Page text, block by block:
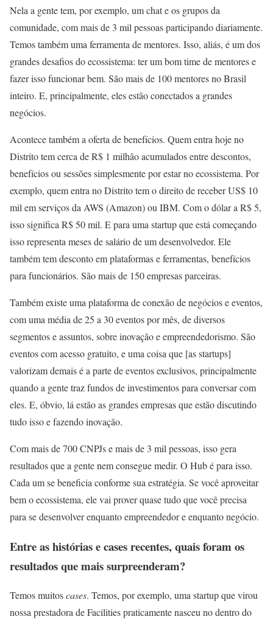
Nela a gente tem, por exemplo, um chat e os grupos da
comunidade, com mais de 3 mil pessoas participando diariamente.
Temos também uma ferramenta de mentores. Isso, aliás, é um dos
grandes desafios do ecossistema: ter um bom time de mentores e
fazer isso funcionar bem. São mais de 100 mentores no Brasil
inteiro. E, principalmente, eles estão conectados a grandes
negócios.
Acontece também a oferta de benefícios. Quem entra hoje no
Distrito tem cerca de R$ 1 milhão acumulados entre descontos,
benefícios ou sessões simplesmente por estar no ecossistema. Por
exemplo, quem entra no Distrito tem o direito de receber US$ 10
mil em serviços da AWS (Amazon) ou IBM. Com o dólar a R$ 5,
isso significa R$ 50 mil. E para uma startup que está começando
isso representa meses de salário de um desenvolvedor. Ele
também tem desconto em plataformas e ferramentas, benefícios
para funcionários. São mais de 150 empresas parceiras.
Também existe uma plataforma de conexão de negócios e eventos,
com uma média de 25 a 30 eventos por mês, de diversos
segmentos e assuntos, sobre inovação e empreendedorismo. São
eventos com acesso gratuito, e uma coisa que [as startups]
valorizam demais é a parte de eventos exclusivos, principalmente
quando a gente traz fundos de investimentos para conversar com
eles. E, óbvio, lá estão as grandes empresas que estão discutindo
tudo isso e fazendo inovação.
Com mais de 700 CNPJs e mais de 3 mil pessoas, isso gera
resultados que a gente nem consegue medir. O Hub é para isso.
Cada um se beneficia conforme sua estratégia. Se você aproveitar
bem o ecossistema, ele vai prover quase tudo que você precisa
para se desenvolver enquanto empreendedor e enquanto negócio.
Entre as histórias e cases recentes, quais foram os
resultados que mais surpreenderam?
Temos muitoscases. Temos, por exemplo, uma startup que virou
nossa prestadora de Facilities praticamente nasceu no dentro do